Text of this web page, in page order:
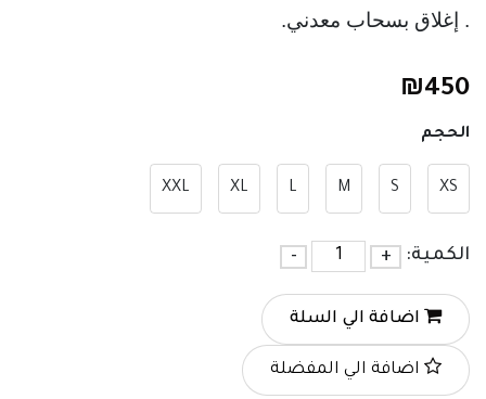
. إغلاق بسحاب معدني.
₪450
الحجم
XS
S
M
L
XL
XXL
الكمية: +
-
اضافة الي السلة
اضافة الي المفضلة